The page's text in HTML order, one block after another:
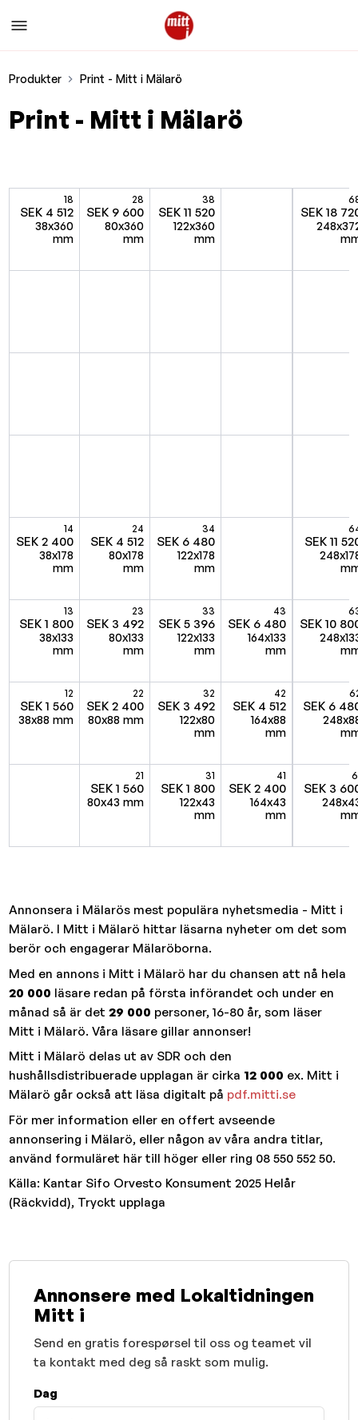
Produkter Print - Mitt i Mälarö
Print - Mitt i Mälarö
18
SEK 4 512
38x360
mm
28
SEK 9 600
80x360
mm
38
SEK 11 520
122x360
mm
SEK 18
14
SEK 2 400
38x178
mm
24
SEK 4 512
80x178
mm
34
SEK 6 480
122x178
mm
SEK 11
13
SEK 1 800
38x133
mm
23
SEK 3 492
80x133
mm
33
SEK 5 396
122x133
mm
43
SEK 6 480
164x133
mm
SEK 10
12
SEK 1 560
38x88 mm
22
SEK 2 400
80x88 mm
32
SEK 3 492
122x80
mm
42
SEK 4 512
164x88
mm
SEK 6
21
SEK 1 560
80x43 mm
31
SEK 1 800
122x43
mm
41
SEK 2 400
164x43
mm
SEK 3
Annonsera i Mälarös mest populära nyhetsmedia - Mitt i
Mälarö. I Mitt i Mälarö hittar läsarna nyheter om det som
berör och engagerar Mälaröborna.
Med en annons i Mitt i Mälarö har du chansen att nå hela
20 000 läsare redan på första införandet och under en
månad så är det29 000 personer, 16-80 år, som läser
Mitt i Mälarö. Våra läsare gillar annonser!
Mitt i Mälarö delas ut av SDR och den
hushållsdistribuerade upplagan är cirka 12 000 ex. Mitt i
Mälarö går också att läsa digitalt på pdf.mitti.se
För mer information eller en offert avseende
annonsering i Mälarö, eller någon av våra andra titlar,
använd formuläret här till höger eller ring 08 550 552 50.
Källa: Kantar Sifo Orvesto Konsument 2025 Helår
(Räckvidd), Tryckt upplaga
Annonsere med Lokaltidningen
Mitt i
Send en gratis forespørsel til oss og teamet vil
ta kontakt med deg så raskt som mulig.
Dag